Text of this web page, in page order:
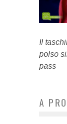
Il
polso
pass
A